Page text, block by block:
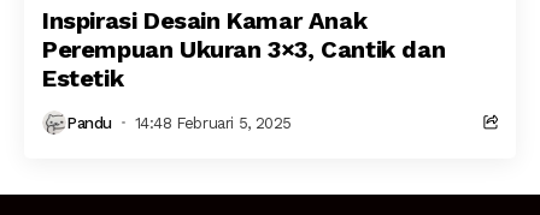
Inspirasi Desain Kamar Anak
Perempuan Ukuran 3×3, Cantik dan
Estetik
Pandu 14:48 Februari 5, 2025